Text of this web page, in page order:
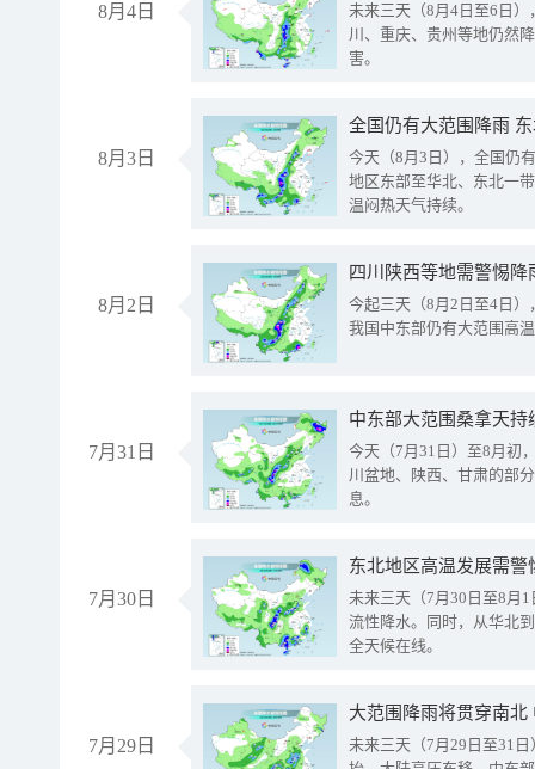
8月4日
未来三天（8月4日至6日
川、重庆、贵州等地仍然
害。
8月3日
全国仍有大范围降雨
今天（8月3日），全国仍
地区东部至华北、东北一
温闷热天气持续。
8月2日
今起三天（8月2日至4日
我国中东部仍有大范围高
7月31日
中东部大范围桑拿天
今天（7月31日）至8月初
川盆地、陕西、甘肃的部
息。
7月30日
东北地区高温发展需
未来三天（7月30日至8月
流性降水。同时，从华北
全天候在线。
7月29日
大范围降雨将贯穿南
未来三天（7月29日至31